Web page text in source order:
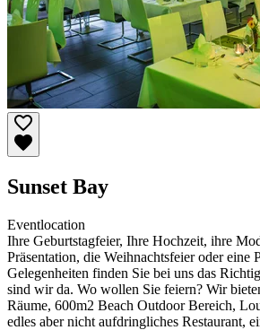
Sunset Bay
Eventlocation
Ihre Geburtstagfeier, Ihre Hochzeit, ihre
Präsentation, die Weihnachtsfeier oder eine
Gelegenheiten finden Sie bei uns das
sind wir da. Wo wollen Sie feiern? Wir
Räume, 600m2 Beach Outdoor Bereich,
edles aber nicht aufdringliches Restaurant,